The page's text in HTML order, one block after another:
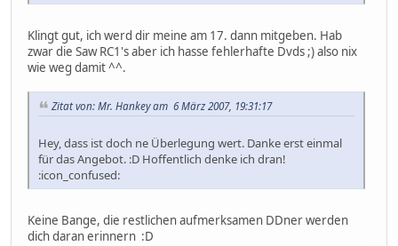
Klingt gut, ich werd dir meine am 17. dann mitgeben. Hab
zwar die Saw RC1's aber ich hasse fehlerhafte Dvds ;) also nix
wie weg damit ^^.
Zitat von: Mr. Hankey am 6 März 2007, 19:31:17
Hey, dass ist doch ne Überlegung wert. Danke erst einmal
für das Angebot. :D Hoffentlich denke ich dran!
:icon_confused:
Keine Bange, die restlichen aufmerksamen DDner werden
dich daran erinnern :D